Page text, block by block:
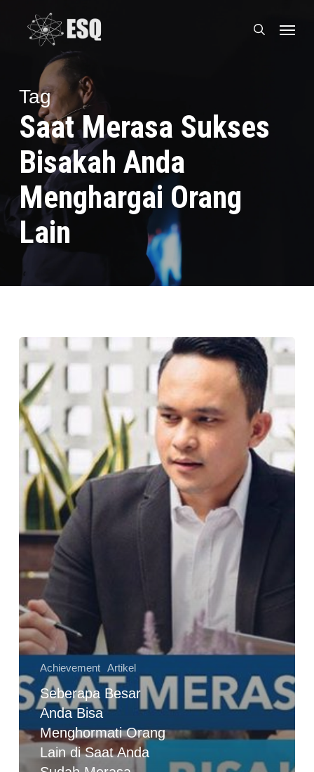
search
Menu
Tag
Saat Merasa Sukses
Bisakah Anda
Menghargai Orang
Lain
Seberapa
Besar
Anda
Bisa
Menghormati
Orang
Lain
di
Saat
Anda
Sudah
Merasa
Sukses?
Achievement Artikel
Seberapa Besar
Anda Bisa
Menghormati Orang
Lain di Saat Anda